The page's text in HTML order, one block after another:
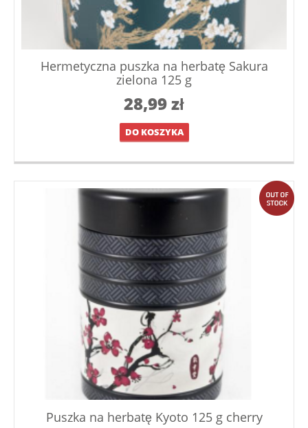
Hermetyczna puszka na herbatę Sakura
zielona 125 g
28,99zł
DO KOSZYKA
Puszka na herbatę Kyoto 125 g cherry